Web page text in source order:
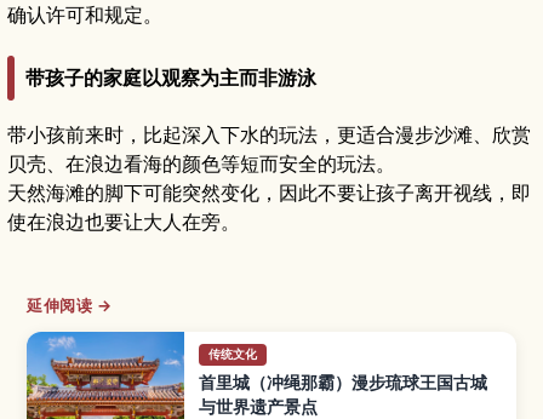
确认许可和规定。
带孩子的家庭以观察为主而非游泳
带小孩前来时，比起深入下水的玩法，更适合漫步沙滩、欣赏
贝壳、在浪边看海的颜色等短而安全的玩法。
天然海滩的脚下可能突然变化，因此不要让孩子离开视线，即
使在浪边也要让大人在旁。
延伸阅读 →
传统文化
首里城（冲绳那霸）漫步琉球王国古城
与世界遗产景点